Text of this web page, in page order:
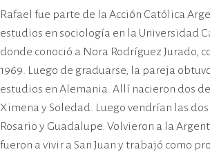
Rafael fue parte de la Acción Católica
estudios en sociología en la Universidad
donde conoció a Nora Rodríguez Jurado,
1969. Luego de graduarse, la pareja
estudios en Alemania. Allí nacieron dos
Ximena y Soledad. Luego vendrían las
Rosario y Guadalupe. Volvieron a la
fueron a vivir a San Juan y trabajó como